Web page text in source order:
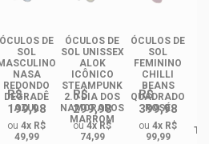
ÓCULOS DE
SOL
NASA
REDONDO
DEGRADÊ
AZUL
R$
199,98
ou 4x R$
49,99
ÓCULOS DE
SOL UNISSEX
ALOK
ICÔNICO
STEAMPUNK
2.0 DIA DOS
NAMORADOS
MARROM
R$
299,98
ou4x R$
74,99
ÓCULOS DE
SOL
FEMININO
CHILLI
BEANS
QUADRADO
ROSÉ
R$
399,98
ou 4x R$
99,99